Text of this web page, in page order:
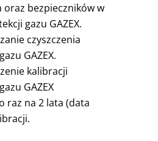
oraz bezpieczników w
gazu GAZEX.
czyszczenia
GAZEX.
kalibracji
GAZEX
raz na 2 lata (data